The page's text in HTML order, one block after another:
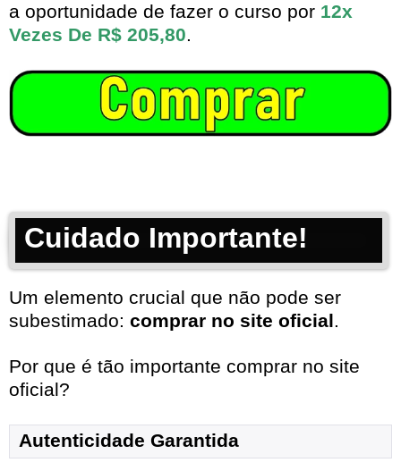
a oportunidade de fazer o curso por 12x
Vezes De R$ 205,80.
Cuidado Importante!
Um elemento crucial que não pode ser
subestimado: comprar no site oficial.
Por que é tão importante comprar no site
oficial?
Autenticidade Garantida